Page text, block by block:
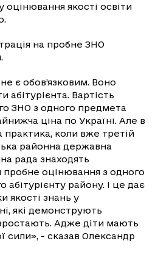
оцінювання якості освіти
на пробне ЗНО
є обов’язковим. Воно
абітурієнта. Вартість
ЗНО з одного предмета
ціна по Україні. Але в
практика, коли вже третій
районна державна
рада знаходять
оцінювання з одного
району. І це дає
якості знань у
які демонструють
Адже діти мають
сили», - сказав Олександр